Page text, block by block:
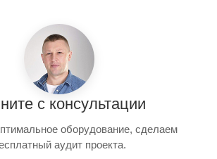
с консультации
оборудование, сделаем
аудит проекта.